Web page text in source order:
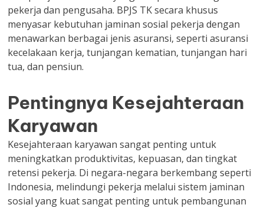
pekerja dan pengusaha. BPJS TK secara khusus
menyasar kebutuhan jaminan sosial pekerja dengan
menawarkan berbagai jenis asuransi, seperti asuransi
kecelakaan kerja, tunjangan kematian, tunjangan hari
tua, dan pensiun.
Pentingnya Kesejahteraan
Karyawan
Kesejahteraan karyawan sangat penting untuk
meningkatkan produktivitas, kepuasan, dan tingkat
retensi pekerja. Di negara-negara berkembang seperti
Indonesia, melindungi pekerja melalui sistem jaminan
sosial yang kuat sangat penting untuk pembangunan